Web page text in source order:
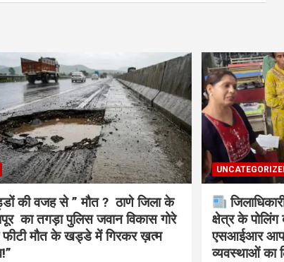
की वजह से ” मौत ? ठाणे जिला के
का तगड़ा पुलिस जवान विकास गोरे
मौत के खड्डे में गिरकर ख़त्म
क्षेत्र के पोलिंग
एसआईआर
व्यवस्थाओं का